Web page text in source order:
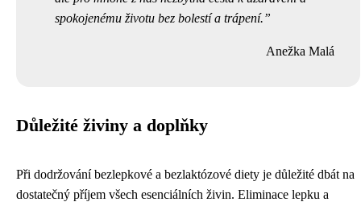
spokojenému životu bez bolestí a trápení.
Anežka Malá
Důležité živiny a doplňky
Při dodržování bezlepkové a bezlaktózové diety je důležité dbát na
dostatečný příjem všech esenciálních živin. Eliminace lepku a